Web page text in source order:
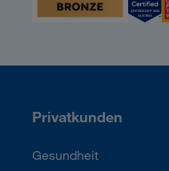
Privatkunden
Gesundheit